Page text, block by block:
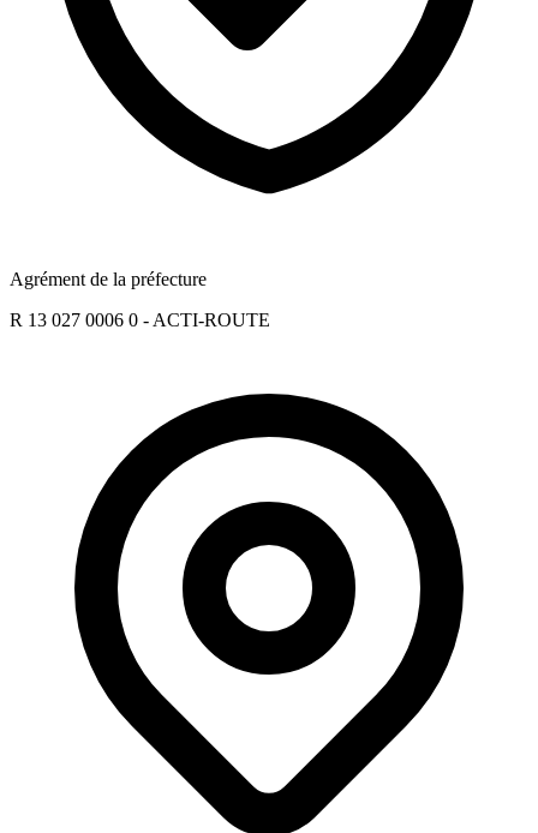
Agrément de la préfecture
R 13 027 0006 0 - ACTI-ROUTE